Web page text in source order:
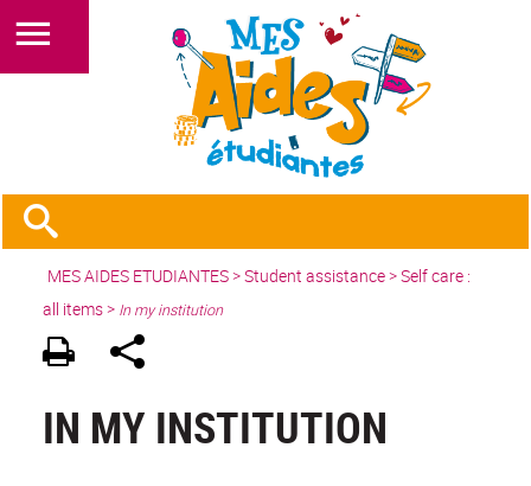
MES AIDES ETUDIANTES>Student assistance>Self care :
all items> In my institution
IN MY INSTITUTION